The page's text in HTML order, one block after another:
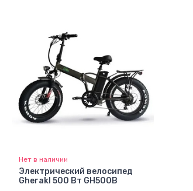
Нет в наличии
Электрический велосипед
Gherakl 500 Вт GH500B